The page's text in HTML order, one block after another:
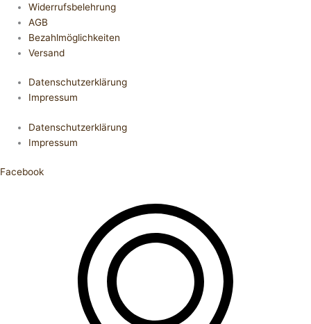
Widerrufsbelehrung
AGB
Bezahlmöglichkeiten
Versand
Datenschutzerklärung
Impressum
Datenschutzerklärung
Impressum
Facebook